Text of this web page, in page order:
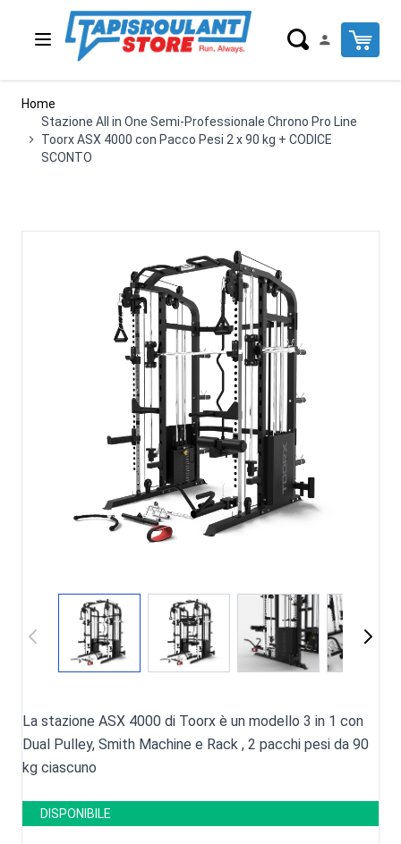
Salta al contenuto
Cart
Home
Stazione All in One Semi-Professionale Chrono Pro Line
Toorx ASX 4000 con Pacco Pesi 2 x 90 kg + CODICE
SCONTO
La stazione ASX 4000 di Toorx è un modello 3 in 1 con
Dual Pulley, Smith Machine e Rack , 2 pacchi pesi da 90
kg ciascuno
DISPONIBILE